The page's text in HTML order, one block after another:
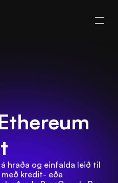
hraða og einfalda leið til
með kredit- eða